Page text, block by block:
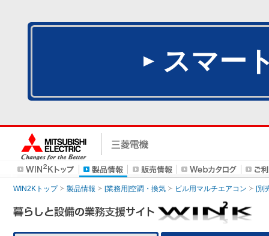
スマー
WIN2Kトップ 製品情報 [業務用]空調・換気 ビル用マルチエアコン [別